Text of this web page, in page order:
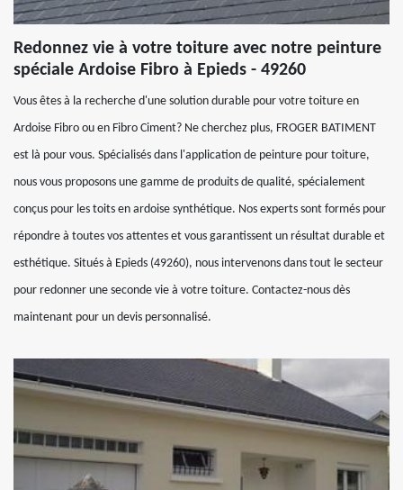
Redonnez vie à votre toiture avec notre peinture
spéciale Ardoise Fibro à Epieds - 49260
Vous êtes à la recherche d'une solution durable pour votre toiture en
Ardoise Fibro ou en Fibro Ciment? Ne cherchez plus, FROGER BATIMENT
est là pour vous. Spécialisés dans l'application de peinture pour toiture,
nous vous proposons une gamme de produits de qualité, spécialement
conçus pour les toits en ardoise synthétique. Nos experts sont formés pour
répondre à toutes vos attentes et vous garantissent un résultat durable et
esthétique. Situés à Epieds (49260), nous intervenons dans tout le secteur
pour redonner une seconde vie à votre toiture. Contactez-nous dès
maintenant pour un devis personnalisé.